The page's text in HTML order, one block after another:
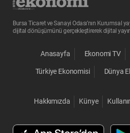
Bursa Ticaret ve Sanayi Odası’nın Kurumsal
dijital dönüşümünü gerçekleştirerek dijital
Anasayfa Ekonomi TV
Türkiye Ekonomisi Dünya
Hakkımızda Künye